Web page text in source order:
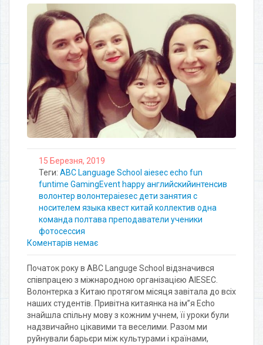
15 Березня, 2019
Теги: ABC Language School aiesececho fun
funtime GamingEvent happyанглийскийинтенсив
волонтер волонтерaiesecдети занятия с
носителем языкаквесткитай коллектив одна
командаполтавапреподаватели ученики
фотосессия
Коментарів немає
Початок року в ABC Languge School відзначився
співпрацею з міжнародною організацією AIESEC.
Волонтерка з Китаю протягом місяця завітала до всіх
наших студентів. Привітна китаянка на ім”я Echo
знайшла спільну мову з кожним учнем, її уроки були
надзвичайно цікавими та веселими. Разом ми
руйнували барьєри між культурами і країнами,